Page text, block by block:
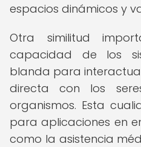
espacios dinámicos y
Otra similitud
capacidad de los
blanda para
directa con los
organismos. Esta
para aplicaciones en
como la asistencia